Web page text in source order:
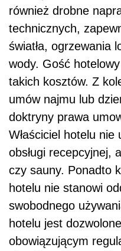
również drobne
technicznych,
światła, ogrzewania
wody. Gość
takich kosztów. Z
umów najmu lub
doktryny prawa
Właściciel hotelu
obsługi recepcyjnej,
czy sauny. Ponadto
hotelu nie stanowi
swobodnego
hotelu jest
obowiązującym